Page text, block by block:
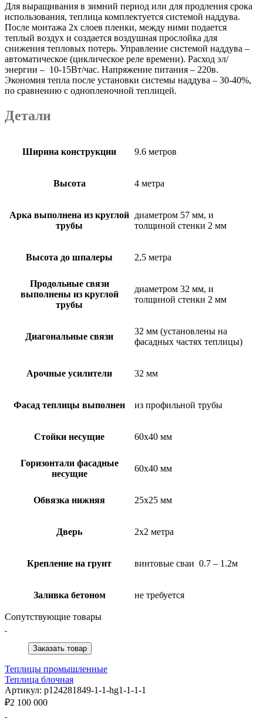
Для выращивания в зимний период или для продления срока
использования, теплица комплектуется системой наддува.
После монтажа 2х слоев пленки, между ними подается
теплый воздух и создается воздушная прослойка для
снижения тепловых потерь. Управление системой наддува –
автоматическое (циклическое реле времени). Расход эл/
энергии – 10-15Вт/час. Напряжение питания – 220в.
Экономия тепла после установки системы наддува – 30-40%,
по сравнению с однопленочной теплицей.
Детали
Ширина конструкции 9.6 метров
Высота 4 метра
Арка выполнена из круглой
трубы
диаметром 57 мм, и
толщиной стенки 2 мм
Высота до шпалеры 2,5 метра
Продольные связи
выполнены из круглой
трубы
диаметром 32 мм, и
толщиной стенки 2 мм
Диагональные связи
32 мм (установлены на
фасадных частях теплицы)
Арочные усилители 32 мм
Фасад теплицы выполнен из профильной трубы
Стойки несущие 60х40 мм
Горизонтали фасадные
несущие
60х40 мм
Обвязка нижняя 25х25 мм
Дверь 2х2 метра
Крепление на грунт винтовые сваи 0.7 – 1.2м
Заливка бетоном не требуется
Сопутствующие товары
Заказать товар
Теплицы промышленные
Теплица блочная
Артикул: p124281849-1-1-hg1-1-1-1
₽2 100 000